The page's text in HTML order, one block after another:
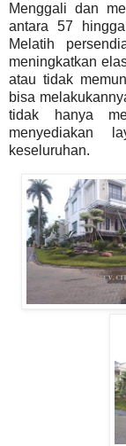
Menggali dan
antara 57
Melatih
meningkatkan
atau tidak
bisa
tidak hanya
menyediakan
keseluruhan.